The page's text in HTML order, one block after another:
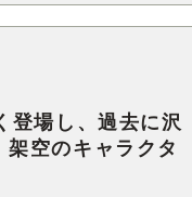
登場し、過去に沢
空のキャラクタ